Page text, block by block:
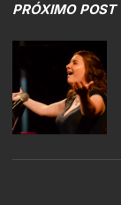
PRÓXIMO POST